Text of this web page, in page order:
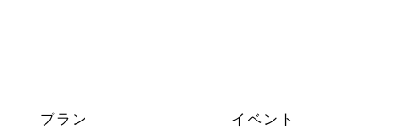
プラン イベント